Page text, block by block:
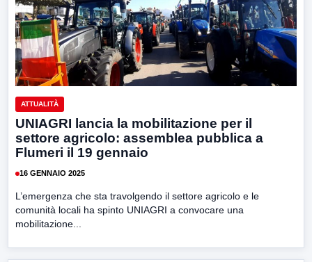
ATTUALITÀ
UNIAGRI lancia la mobilitazione per il
settore agricolo: assemblea pubblica a
Flumeri il 19 gennaio
16 GENNAIO 2025
L’emergenza che sta travolgendo il settore agricolo e le
comunità locali ha spinto UNIAGRI a convocare una
mobilitazione...